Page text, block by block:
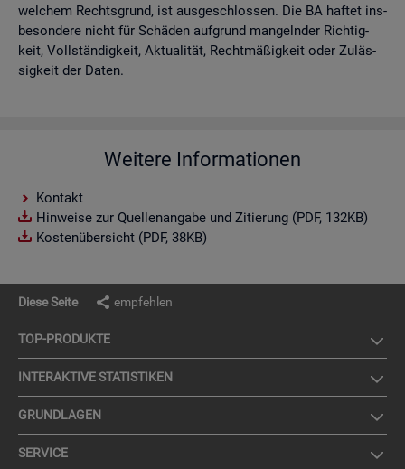
wel­chem Rechts­grund, ist aus­ge­schlos­sen. Die BA haf­tet ins­
be­son­de­re nicht für Schä­den auf­grund man­geln­der Rich­tig­
keit, Voll­stän­dig­keit, Ak­tua­li­tät, Recht­mä­ßig­keit oder Zu­läs­
sig­keit der Daten.
Weitere Informationen
Kontakt
Hinweise zur Quellenangabe und Zitierung (PDF, 132KB)
Kostenübersicht (PDF, 38KB)
Diese Seite empfehlen
TOP-PRO­DUK­TE
IN­TER­AK­TI­VE STA­TIS­TI­KEN
GRUND­LA­GEN
SER­VICE